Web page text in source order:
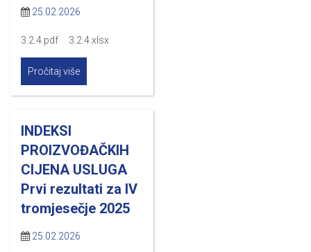
25.02.2026
3.2.4.pdf 3.2.4.xlsx
Pročitaj više
INDEKSI
PROIZVOĐAČKIH
CIJENA USLUGA
Prvi rezultati za IV
tromjesečje 2025
25.02.2026